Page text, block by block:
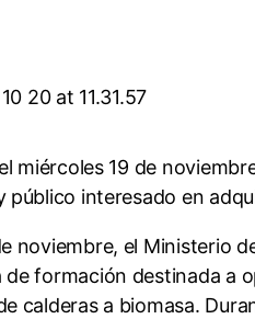
miércoles 19 de
público interesado en
noviembre, el Ministerio
formación destinada a
calderas a biomasa.